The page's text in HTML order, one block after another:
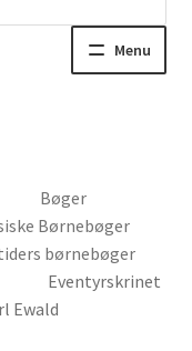
Menu
Bøger
Børnebøger
børnebøger
Eventyrskrinet
Ewald